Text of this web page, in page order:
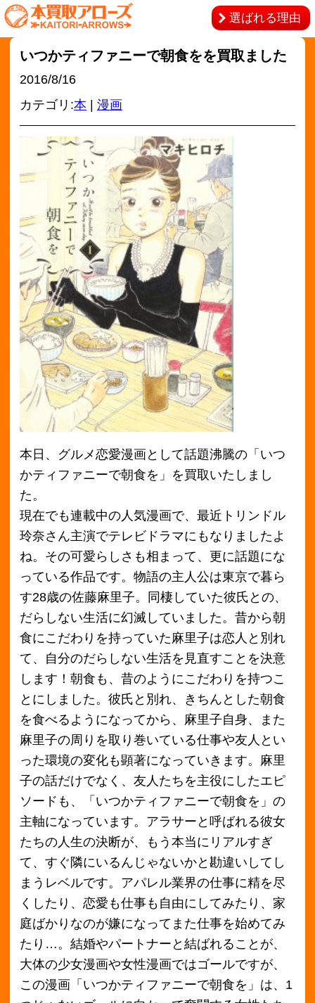
選ばれる理由
いつかティファニーで朝食をを買取ました
2016/8/16
カテゴリ:本| 漫画
本日、グルメ恋愛漫画として話題沸騰の「いつ
かティファニーで朝食を」を買取いたしまし
現在でも連載中の人気漫画で、最近トリンドル
玲奈さん主演でテレビドラマにもなりましたよ
ね。その可愛らしさも相まって、更に話題にな
っている作品です。物語の主人公は東京で暮ら
す28歳の佐藤麻里子。同棲していた彼氏との、
食にこだわりを持っていた麻里子は恋人と別れ
て、自分のだらしない生活を見直すことを決意
とにしました。彼氏と別れ、きちんとした朝食
を食べるようになってから、麻里子自身、また
麻里子の周りを取り巻いている仕事や友人とい
った環境の変化も顕著になっていきます。麻里
子の話だけでなく、友人たちを主役にしたエピ
ソードも、「いつかティファニーで朝食を」の
主軸になっています。アラサーと呼ばれる彼女
たちの人生の決断が、もう本当にリアルすぎ
て、すぐ隣にいるんじゃないかと勘違いしてし
まうレベルです。アパレル業界の仕事に精を尽
くしたり、恋愛も仕事も自由にしてみたり、家
庭ばかりなのが嫌になってまた仕事を始めてみ
たり…。結婚やパートナーと結ばれることが、
大体の少女漫画や女性漫画ではゴールですが、
この漫画「いつかティファニーで朝食を」は、1
つじゃないゴールに向かって奮闘する女性たち
がせきららに描かれています。女性の共感度は
最高なことでしょう！また、本作で登場する朝
食はすべて実在するお店で提供されているもの
なので、読んでいると実際に食べに行きたくな
るようなものばかりです。漫画の巻末には、そ
の本に登場した朝食が食べられるお店のリポー
トも載っているので、本当に食べに行けちゃう
のも素敵。けっこう日本各地の朝食が紹介され
てるので、いろんな人が行きやすいですね！そ
んな朝食情報も、働く女性の葛藤、悩みも、全
部まとめて「いつかティファニーで朝食を」で
読んでみてください。
本買取アローズでは、「いつかティファニーで
朝食を」を始め、様々な漫画の買取を積極的に
行っています。定期的に、買取金額がアップす
るキャンペーンも実施していますので、本買取
アローズの買取情報については要チェックで
す！また、本買取アローズは、新刊をお売りい